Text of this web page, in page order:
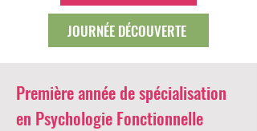
JOURNÉE DÉCOUVERTE
Première année de spécialisation
en Psychologie Fonctionnelle